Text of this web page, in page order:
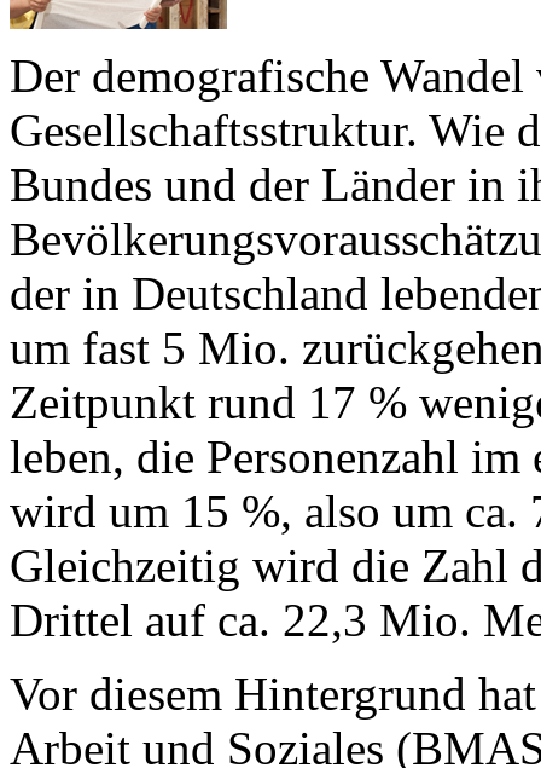
Der demografische
Gesellschaftsstruktur. Wie
Bundes und der Länder in
der in Deutschland
um fast 5 Mio.
Zeitpunkt rund 17 %
leben, die Personenzahl
wird um 15 %, also um
Gleichzeitig wird die Zahl
Drittel auf ca. 22,3 Mio.
Vor diesem Hintergrund
Arbeit und Soziales